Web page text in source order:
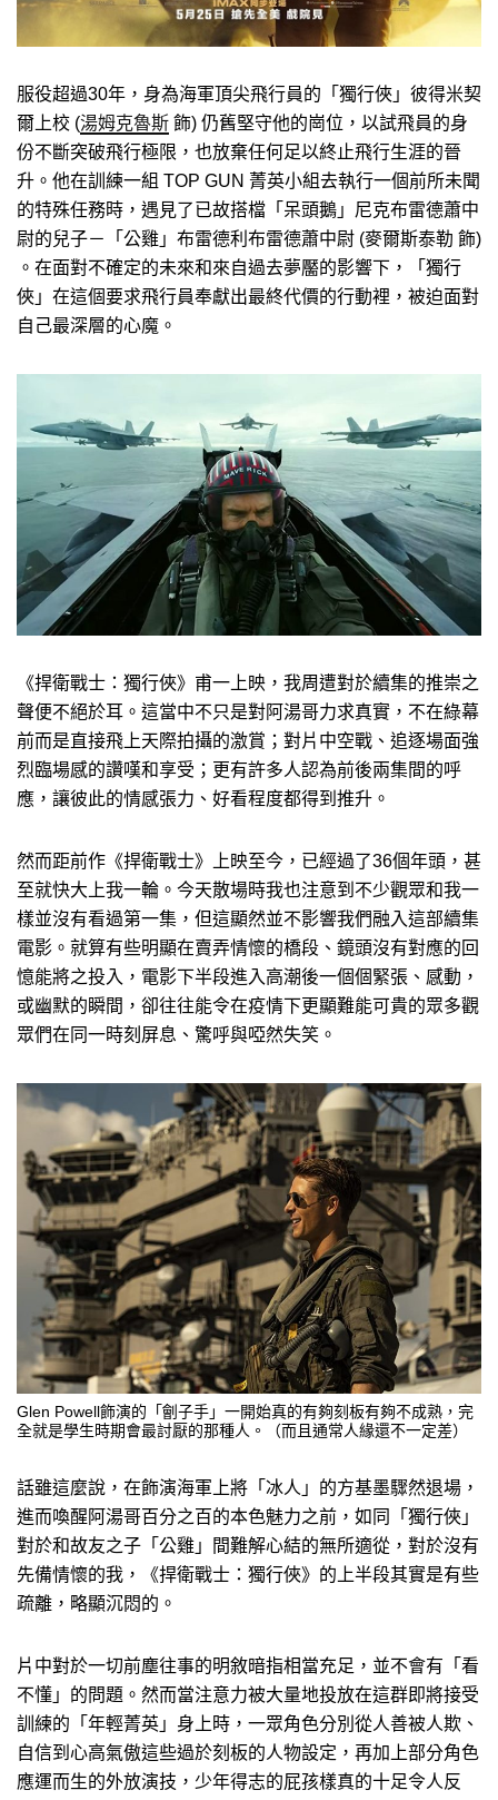
服役超過30年，身為海軍頂尖飛行員的「獨行俠」彼得米契
爾上校 (湯姆克魯斯 飾) 仍舊堅守他的崗位，以試飛員的身
份不斷突破飛行極限，也放棄任何足以終止飛行生涯的晉
升。他在訓練一組 TOP GUN 菁英小組去執行一個前所未聞
的特殊任務時，遇見了已故搭檔「呆頭鵝」尼克布雷德蕭中
尉的兒子－「公雞」布雷德利布雷德蕭中尉 (麥爾斯泰勒 飾)
。在面對不確定的未來和來自過去夢靨的影響下，「獨行
俠」在這個要求飛行員奉獻出最終代價的行動裡，被迫面對
自己最深層的心魔。
《捍衛戰士：獨行俠》甫一上映，我周遭對於續集的推崇之
聲便不絕於耳。這當中不只是對阿湯哥力求真實，不在綠幕
前而是直接飛上天際拍攝的激賞；對片中空戰、追逐場面強
烈臨場感的讚嘆和享受；更有許多人認為前後兩集間的呼
應，讓彼此的情感張力、好看程度都得到推升。
然而距前作《捍衛戰士》上映至今，已經過了36個年頭，甚
至就快大上我一輪。今天散場時我也注意到不少觀眾和我一
樣並沒有看過第一集，但這顯然並不影響我們融入這部續集
電影。就算有些明顯在賣弄情懷的橋段、鏡頭沒有對應的回
憶能將之投入，電影下半段進入高潮後一個個緊張、感動，
或幽默的瞬間，卻往往能令在疫情下更顯難能可貴的眾多觀
眾們在同一時刻屏息、驚呼與啞然失笑。
Glen Powell飾演的「劊子手」一開始真的有夠刻板有夠不成熟，完
全就是學生時期會最討厭的那種人。（而且通常人緣還不一定差）
話雖這麼說，在飾演海軍上將「冰人」的方基墨驟然退場，
進而喚醒阿湯哥百分之百的本色魅力之前，如同「獨行俠」
對於和故友之子「公雞」間難解心結的無所適從，對於沒有
先備情懷的我，《捍衛戰士：獨行俠》的上半段其實是有些
疏離，略顯沉悶的。
片中對於一切前塵往事的明敘暗指相當充足，並不會有「看
不懂」的問題。然而當注意力被大量地投放在這群即將接受
訓練的「年輕菁英」身上時，一眾角色分別從人善被人欺、
自信到心高氣傲這些過於刻板的人物設定，再加上部分角色
應運而生的外放演技，少年得志的屁孩樣真的十足令人反